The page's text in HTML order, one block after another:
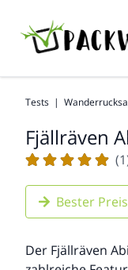
Tests |
Fjällräven
Bester
Der Fjällräven